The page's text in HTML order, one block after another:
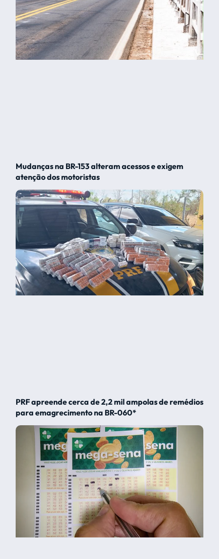
Mudanças na BR-153 alteram acessos e exigem
atenção dos motoristas
PRF apreende cerca de 2,2 mil ampolas de remédios
para emagrecimento na BR-060*